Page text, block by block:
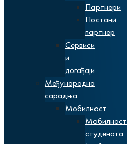
Партнери
Постани
партнер
Сервиси
и
догађаји
Међународна
сарадња
Мобилност
Мобилност
студената